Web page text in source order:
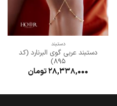
دستبند
دستبند عربی گوی البرنارد (کد
895)
28,338,000تومان